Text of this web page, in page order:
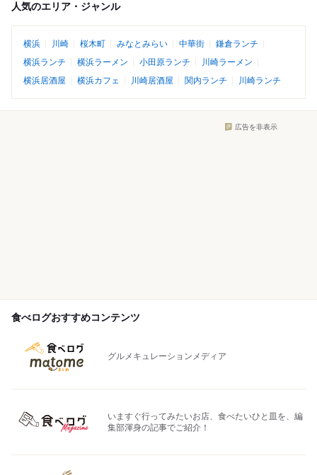
人気のエリア・ジャンル
横浜 川崎 桜木町 みなとみらい 中華街
鎌倉ランチ
横浜ランチ
横浜ラーメン 小田原ランチ
川崎ラーメン
横浜居酒屋
横浜カフェ 川崎居酒屋 関内ランチ 川崎ランチ
広告を非表示
食べログおすすめコンテンツ
グルメキュレーションメディア
いますぐ行ってみたいお店、食べたいひと皿を、編
集部渾身の記事でご紹介！